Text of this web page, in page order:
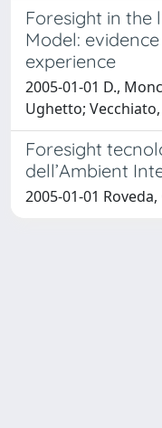
Foresight in the
Model:
experience
2005-01-01 D.,
Ughetto;
Foresight
dell’Ambient
2005-01-01